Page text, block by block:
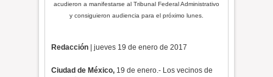
acudieron a manifestarse al Tribunal Federal Administrativo
y consiguieron audiencia para el próximo lunes.
Redacción | jueves 19 de enero de 2017
Ciudad de México, 19 de enero.- Los vecinos de